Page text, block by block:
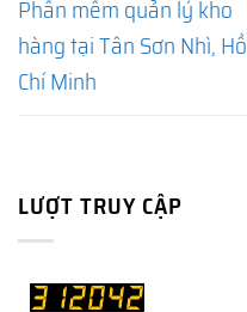
Phần mềm quản lý kho
hàng tại Tân Sơn Nhì, Hồ
Chí Minh
LƯỢT TRUY CẬP